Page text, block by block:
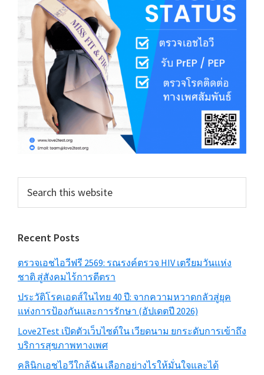
this
website
Recent Posts
ตรวจเอชไอวีฟรี 2569: รณรงค์ตรวจ HIV เตรียมวันแห่ง
ชาติ สู่สังคมไร้การตีตรา
ประวัติโรคเอดส์ในไทย 40 ปี: จากความหวาดกลัวสู่ยุค
แห่งการป้องกันและการรักษา (อัปเดตปี 2026)
Love2Test เปิดตัวเว็บไซต์ใน เวียดนาม ยกระดับการเข้าถึง
บริการสุขภาพทางเพศ
คลินิกเอชไอวีใกล้ฉัน เลือกอย่างไรให้มั่นใจและได้